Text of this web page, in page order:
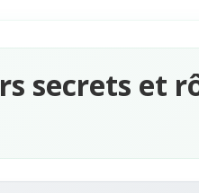
secrets et